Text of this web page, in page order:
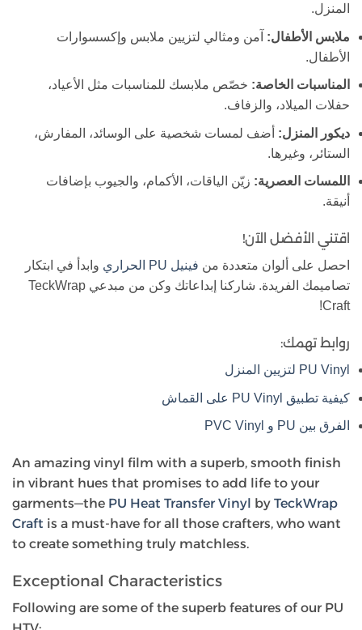
المنزل.
ملابس الأطفال: آمن ومثالي لتزيين ملابس وإكسسوارات
الأطفال.
المناسبات الخاصة: خصّص ملابسك للمناسبات مثل الأعياد،
حفلات الميلاد، والزفاف.
ديكور المنزل: أضف لمسات شخصية على الوسائد، المفارش،
الستائر، وغيرها.
اللمسات العصرية: زيّن الياقات، الأكمام، والجيوب بإضافات
أنيقة.
اقتني الأفضل الآن!
احصل على ألوان متعددة من فينيل PU الحراري
وابدأ في ابتكار
تصاميمك الفريدة. شاركنا إبداعاتك وكن من مبدعي TeckWrap
Craft!
روابط تهمك:
PU Vinyl لتزيين المنزل
كيفية تطبيق PU Vinyl على القماش
الفرق بين PU و PVC Vinyl
An amazing vinyl film with a superb, smooth finish
in vibrant hues that promises to add life to your
garments—the PU Heat Transfer Vinyl by TeckWrap
Craft is a must-have for all those crafters, who want
to create something truly matchless.
Exceptional Characteristics
Following are some of the superb features of our PU